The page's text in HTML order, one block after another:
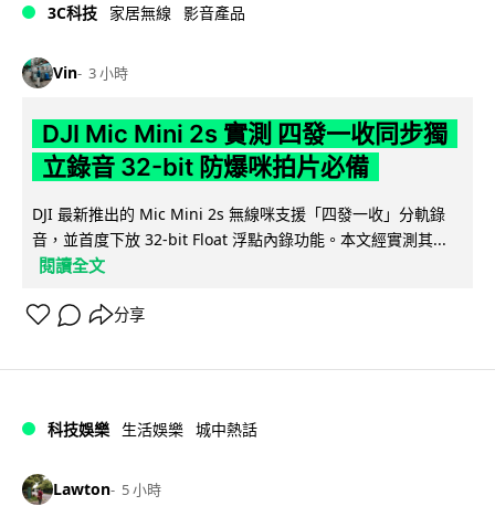
3C科技 家居無線 影音產品
Vin 3 小時
DJI Mic Mini 2s 實測 四發一收同步獨
立錄音 32-bit 防爆咪拍片必備
DJI 最新推出的 Mic Mini 2s 無線咪支援「四發一收」分軌錄
音，並首度下放 32-bit Float 浮點內錄功能。本文經實測其...
閱讀全文
分享
科技娛樂 生活娛樂 城中熱話
Lawton 5 小時